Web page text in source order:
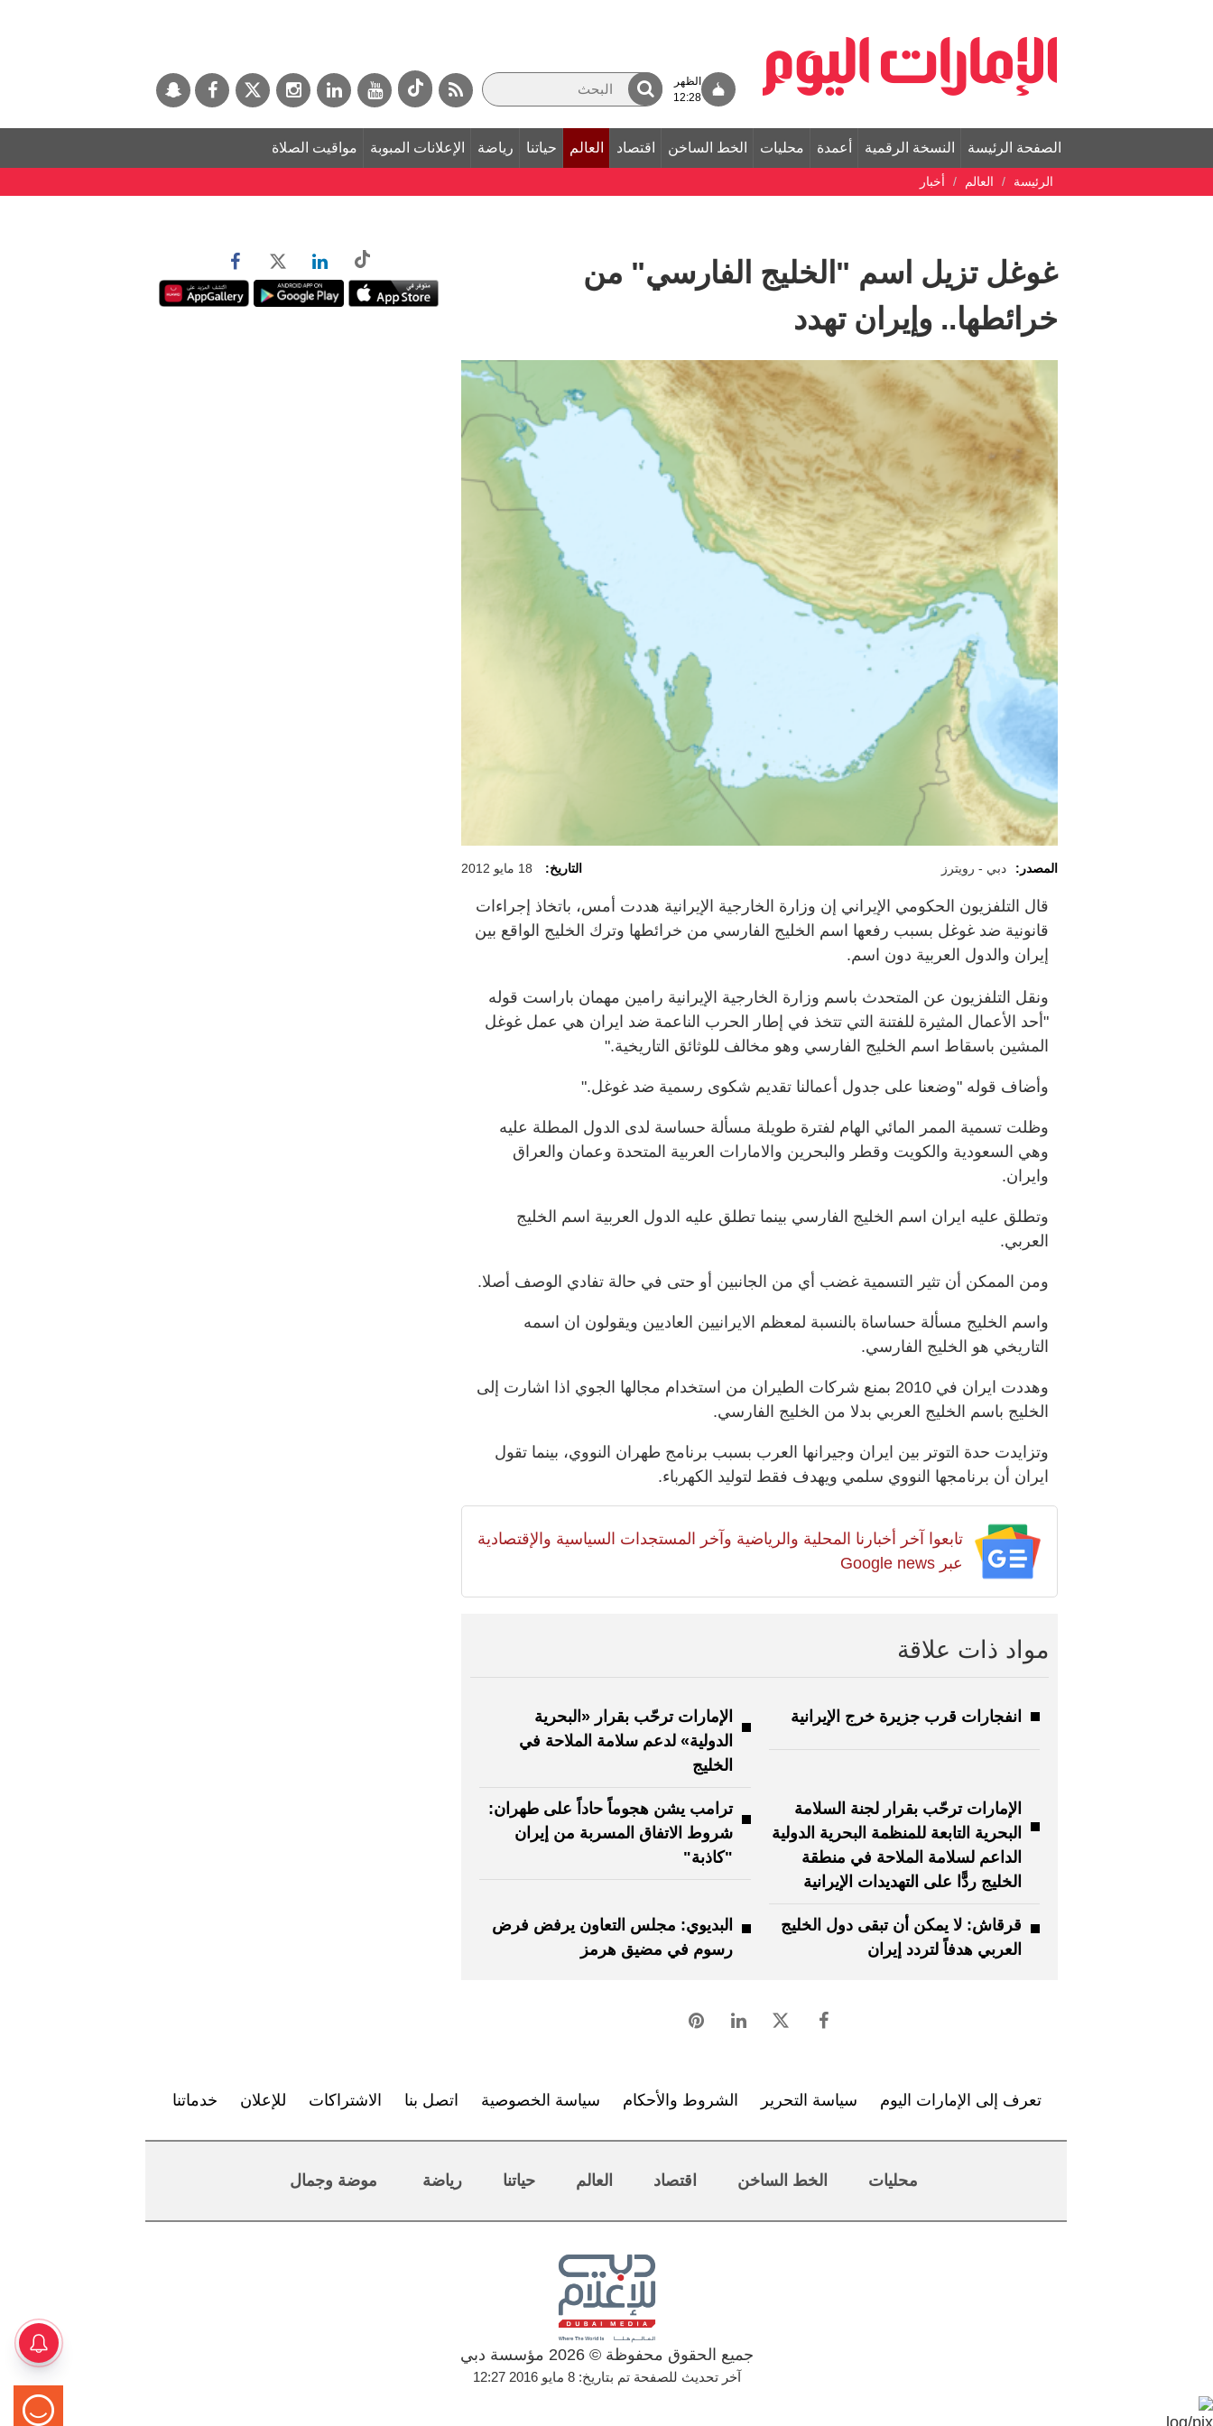
الظهر
12:28
الصفحة الرئيسة النسخة الرقمية أعمدة محليات الخط الساخن اقتصاد العالم حياتنا رياضة الإعلانات المبوبة مواقيت الصلاة
الرئيسة العالم أخبار
غوغل تزيل اسم "الخليج الفارسي" من
خرائطها.. وإيران تهدد
المصدر: دبي - رويترز التاريخ: 18 مايو 2012
قال التلفزيون الحكومي الإيراني إن وزارة الخارجية الإيرانية هددت أمس، باتخاذ إجراءات
قانونية ضد غوغل بسبب رفعها اسم الخليج الفارسي من خرائطها وترك الخليج الواقع بين
إيران والدول العربية دون اسم.
ونقل التلفزيون عن المتحدث باسم وزارة الخارجية الإيرانية رامين مهمان باراست قوله
"أحد الأعمال المثيرة للفتنة التي تتخذ في إطار الحرب الناعمة ضد ايران هي عمل غوغل
المشين باسقاط اسم الخليج الفارسي وهو مخالف للوثائق التاريخية."
وأضاف قوله "وضعنا على جدول أعمالنا تقديم شكوى رسمية ضد غوغل."
وظلت تسمية الممر المائي الهام لفترة طويلة مسألة حساسة لدى الدول المطلة عليه
وهي السعودية والكويت وقطر والبحرين والامارات العربية المتحدة وعمان والعراق
وايران.
وتطلق عليه ايران اسم الخليج الفارسي بينما تطلق عليه الدول العربية اسم الخليج
العربي.
ومن الممكن أن تثير التسمية غضب أي من الجانبين أو حتى في حالة تفادي الوصف أصلا.
واسم الخليج مسألة حساساة بالنسبة لمعظم الايرانيين العاديين ويقولون ان اسمه
التاريخي هو الخليج الفارسي.
وهددت ايران في 2010 بمنع شركات الطيران من استخدام مجالها الجوي اذا اشارت إلى
الخليج باسم الخليج العربي بدلا من الخليج الفارسي.
وتزايدت حدة التوتر بين ايران وجيرانها العرب بسبب برنامج طهران النووي، بينما تقول
ايران أن برنامجها النووي سلمي ويهدف فقط لتوليد الكهرباء.
تابعوا آخر أخبارنا المحلية والرياضية وآخر المستجدات السياسية والإقتصادية
عبر Google news
مواد ذات علاقة
انفجارات قرب جزيرة خرج الإيرانية
الإمارات ترحّب بقرار «البحرية
الدولية» لدعم سلامة الملاحة في
الخليج
الإمارات ترحّب بقرار لجنة السلامة
البحرية التابعة للمنظمة البحرية الدولية
الداعم لسلامة الملاحة في منطقة
الخليج ردًّا على التهديدات الإيرانية
ترامب يشن هجوماً حاداً على طهران:
شروط الاتفاق المسربة من إيران
"كاذبة"
قرقاش: لا يمكن أن تبقى دول الخليج
العربي هدفاً لتردد إيران
البديوي: مجلس التعاون يرفض فرض
رسوم في مضيق هرمز
تعرف إلى الإمارات اليوم سياسة التحرير الشروط والأحكام سياسة الخصوصية اتصل بنا الاشتراكات للإعلان خدماتنا
محليات الخط الساخن اقتصاد العالم حياتنا رياضة موضة وجمال
جميع الحقوق محفوظة © 2026 مؤسسة دبي
آخر تحديث للصفحة تم بتاريخ: 8 مايو 2016 12:27